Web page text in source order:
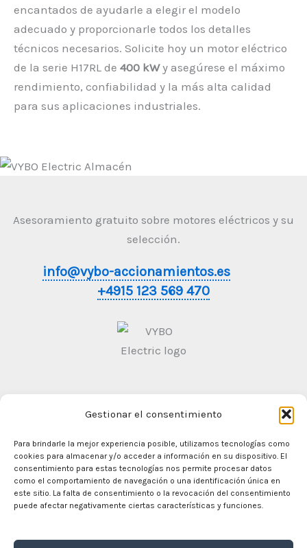
Gestionar el consentimiento
Para brindarle la mejor experiencia posible, utilizamos tecnologías como
cookies para almacenar y/o acceder a información en su dispositivo. El
consentimiento para estas tecnologías nos permite procesar datos
como el comportamiento de navegación o una identificación única en
este sitio. La falta de consentimiento o la revocación del consentimiento
puede afectar negativamente ciertas características y funciones.
encantados de ayudarle a elegir el modelo
adecuado y proporcionarle todos los detalles
técnicos necesarios. Solicite hoy un motor eléctrico
de la serie H17RL de 400 kWy asegúrese el máximo
rendimiento, confiabilidad y la más alta calidad
para sus aplicaciones industriales.
Asesoramiento gratuito sobre motores eléctricos y su
selección.
info@vybo-accionamientos.es
+4915 123 569 470
Politica de
Privacidad
En casa
Motores eléctricos